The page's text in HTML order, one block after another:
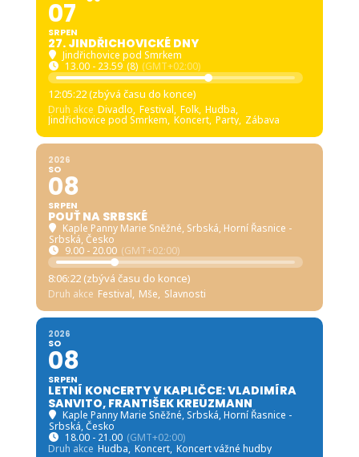
07
SRPEN
27. JINDŘICHOVICKÉ DNY
Jindřichovice pod Smrkem
13.00 - 23.59 (8) (GMT+02:00)
12:05:21 (zbývá času do konce)
Druh akce Divadlo, Festival, Folk, Hudba,
Jindřichovice pod Smrkem, Koncert, Party, Zábava
2026
SO
08
SRPEN
POUŤ NA SRBSKÉ
Kaple Panny Marie Sněžné, Srbská, Horní Řasnice -
Srbská, Česko
9.00 - 20.00 (GMT+02:00)
8:06:21 (zbývá času do konce)
Druh akce Festival, Mše, Slavnosti
2026
SO
08
SRPEN
LETNÍ KONCERTY V KAPLIČCE: VLADIMÍRA
SANVITO, FRANTIŠEK KREUZMANN
Kaple Panny Marie Sněžné, Srbská, Horní Řasnice -
Srbská, Česko
18.00 - 21.00 (GMT+02:00)
Druh akce Hudba, Koncert, Koncert vážné hudby